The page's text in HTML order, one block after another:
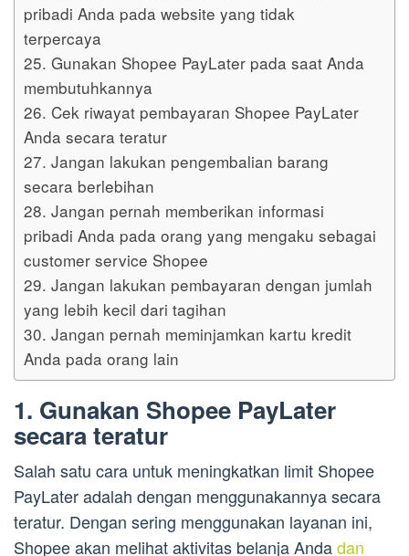
pribadi Anda pada website yang tidak
terpercaya
25. Gunakan Shopee PayLater pada saat Anda
membutuhkannya
26. Cek riwayat pembayaran Shopee PayLater
Anda secara teratur
27. Jangan lakukan pengembalian barang
secara berlebihan
28. Jangan pernah memberikan informasi
pribadi Anda pada orang yang mengaku sebagai
customer service Shopee
29. Jangan lakukan pembayaran dengan jumlah
yang lebih kecil dari tagihan
30. Jangan pernah meminjamkan kartu kredit
Anda pada orang lain
1. Gunakan Shopee PayLater
secara teratur
Salah satu cara untuk meningkatkan limit Shopee
PayLater adalah dengan menggunakannya secara
teratur. Dengan sering menggunakan layanan ini,
Shopee akan melihat aktivitas belanja Andadan